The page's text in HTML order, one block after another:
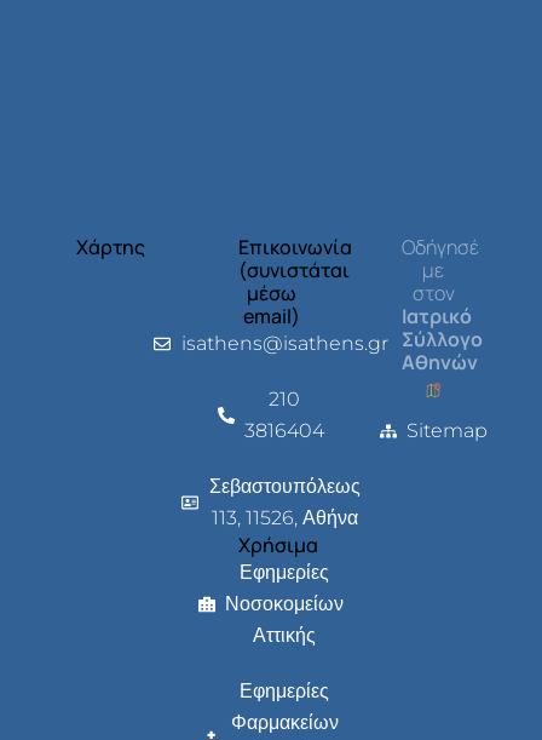
Χάρτης
Επικοινωνία
(συνιστάται
μέσω
email)
isathens@isathens.gr
210
3816404
Σεβαστουπόλεως
113, 11526, Αθήνα
Χρήσιμα
Εφημερίες
Νοσοκομείων
Αττικής
Εφημερίες
Φαρμακείων
Οδήγησέ
με
στον
Ιατρικό
Σύλλογο
Αθηνών
Sitemap